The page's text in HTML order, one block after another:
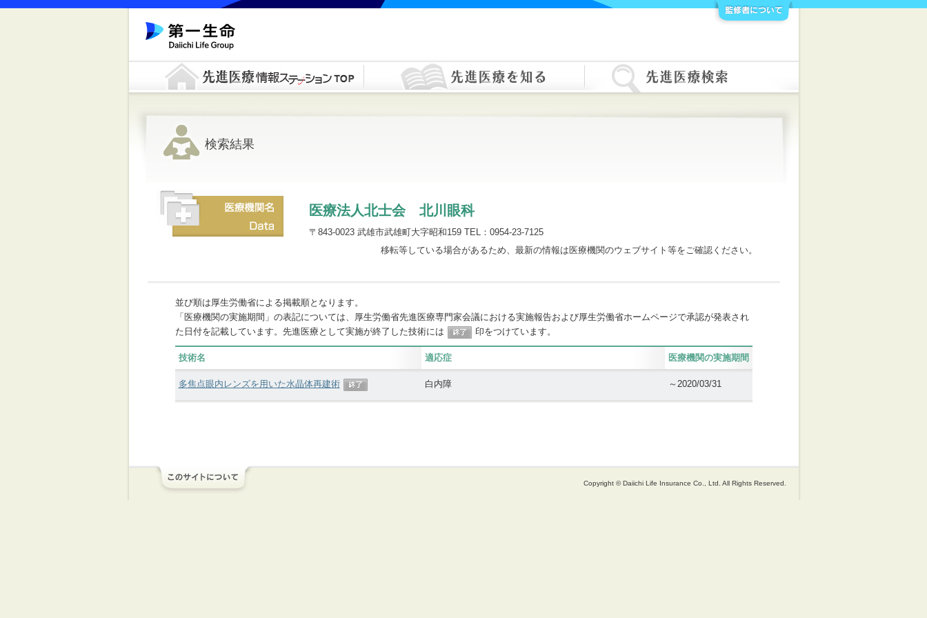
検索結果
医療法人北士会 北川眼科
〒843-0023 武雄市武雄町大字昭和159 TEL：0954-23-7125
移転等している場合があるため、最新の情報は医療機関のウェブサイト等をご確認ください。
並び順は厚生労働省による掲載順となります。
「医療機関の実施期間」の表記については、厚生労働省先進医療専門家会議における実施報告および厚生労働省ホームページで承認が発表され
た日付を記載しています。先進医療として実施が終了した技術には
印をつけています。
技術名 適応症 医療機関の実施期間
多焦点眼内レンズを用いた水晶体再建術 白内障 ～2020/03/31
Copyright © Daiichi Life Insurance Co., Ltd. All Rights Reserved.